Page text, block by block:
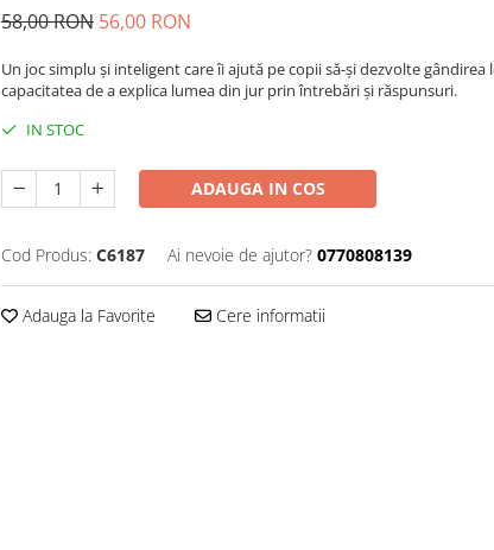
58,00 RON 56,00 RON
Un joc simplu și inteligent care îi ajută pe copii să-și dezvolte gândirea
capacitatea de a explica lumea din jur prin întrebări și răspunsuri.
IN STOC
ADAUGA IN COS
Cod Produs: C6187 Ai nevoie de ajutor? 0770808139
Adauga la Favorite Cere informatii